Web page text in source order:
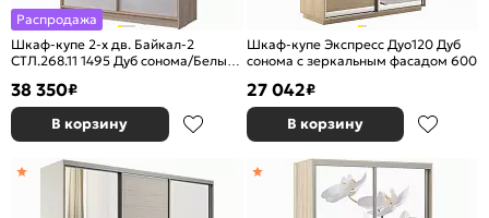
Распродажа
Шкаф-купе 2-х дв. Байкал-2
СТЛ.268.11 1495 Дуб сонома/Белый
38 350₽
В корзину
Шкаф-купе Экспресс Дуо120 Дуб
сонома с зеркальным фасадом 600
27 042₽
В корзину